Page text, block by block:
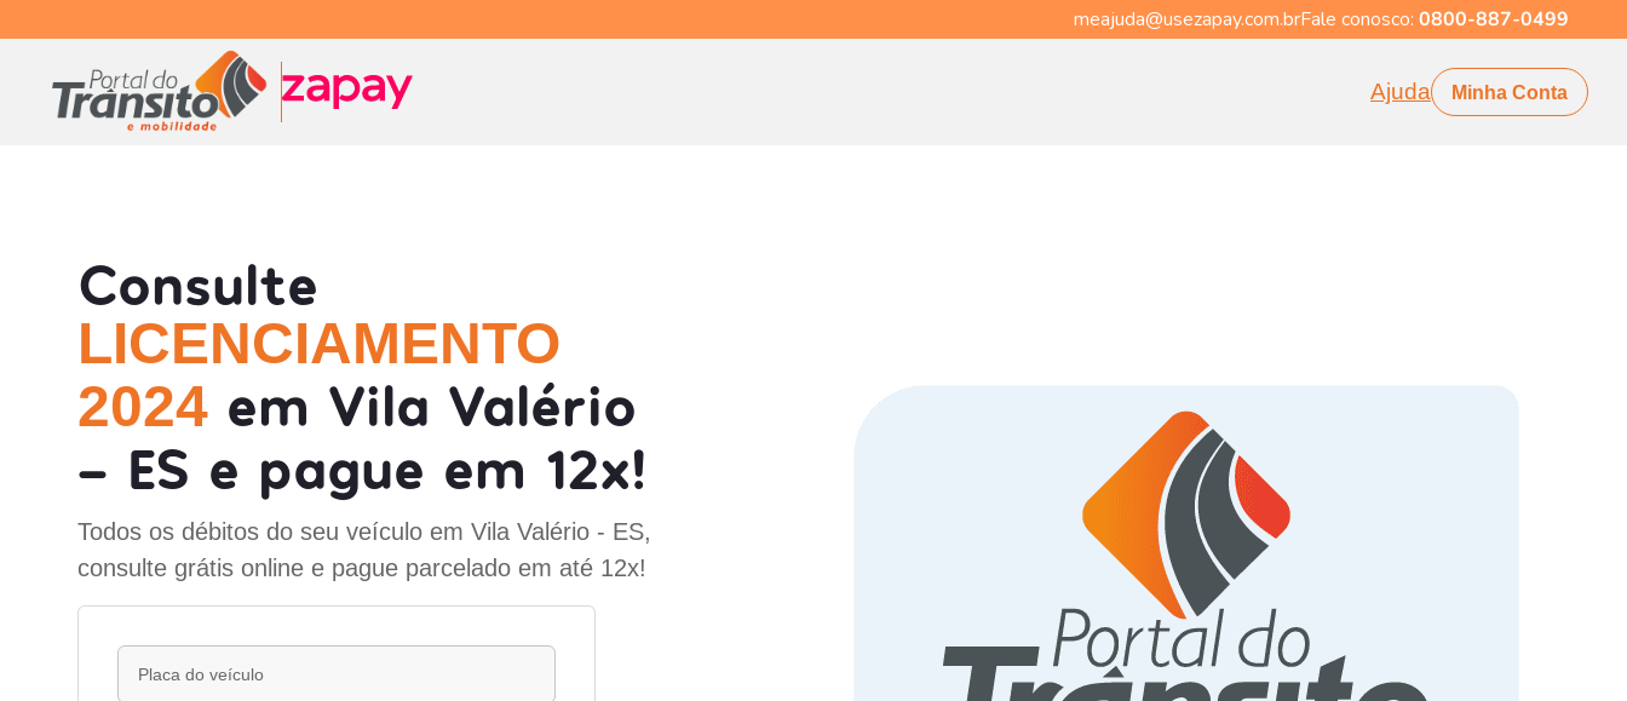
meajuda@usezapay.com.brFale conosco: 0800-887-0499
Ajuda Minha Conta
Consulte
LICENCIAMENTO
2024 em Vila Valério
- ES e pague em 12x!
Todos os débitos do seu veículo em Vila Valério - ES,
consulte grátis online e pague parcelado em até 12x!